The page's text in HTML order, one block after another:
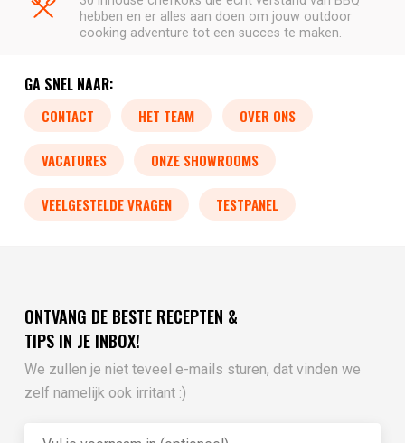
hebben en er alles aan doen om jouw outdoor
cooking adventure tot een succes te maken.
GA SNEL NAAR:
CONTACT HET TEAM OVER ONS
VACATURES ONZE SHOWROOMS
VEELGESTELDE VRAGEN TESTPANEL
ONTVANG DE BESTE RECEPTEN &
TIPS IN JE INBOX!
We zullen je niet teveel e-mails sturen, dat vinden we
zelf namelijk ook irritant :)